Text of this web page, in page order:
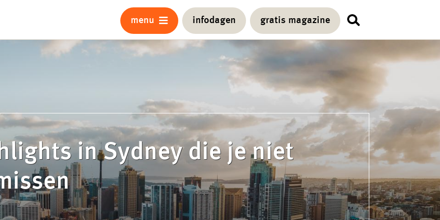
menu infodagen gratis magazine
in Sydney die je niet